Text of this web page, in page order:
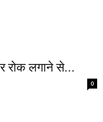
रोक लगाने से...
0